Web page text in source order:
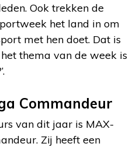
Ook trekken de
het land in om
met hen doet. Dat is
thema van de week is
Commandeur
van dit jaar is MAX-
Zij heeft een